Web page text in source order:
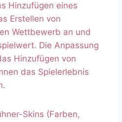
Hinzufügen eines
Erstellen von
Wettbewerb an und
Die Anpassung
Hinzufügen von
das Spielerlebnis
Skins (Farben,